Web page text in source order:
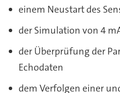
einem Neustart des
der Simulation von 4
der Überprüfung der
Echodaten
dem Verfolgen einer